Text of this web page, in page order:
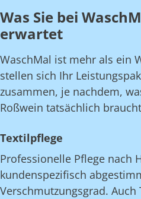
Was Sie bei
erwartet
WaschMal ist mehr als ein
stellen sich Ihr
zusammen, je nachdem,
Roßwein tatsächlich
Textilpflege
Professionelle Pflege nach
kundenspezifisch
Verschmutzungsgrad.